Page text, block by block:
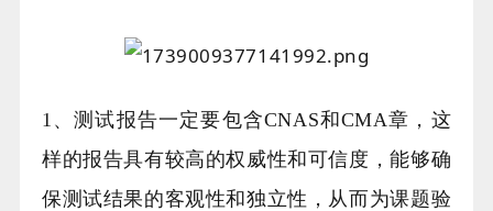
1、测试报告一定要包含CNAS和CMA章，这
样的报告具有较高的权威性和可信度，能够确
保测试结果的客观性和独立性，从而为课题验